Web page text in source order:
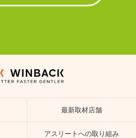
最新取材店舗
アスリートへの取り組み